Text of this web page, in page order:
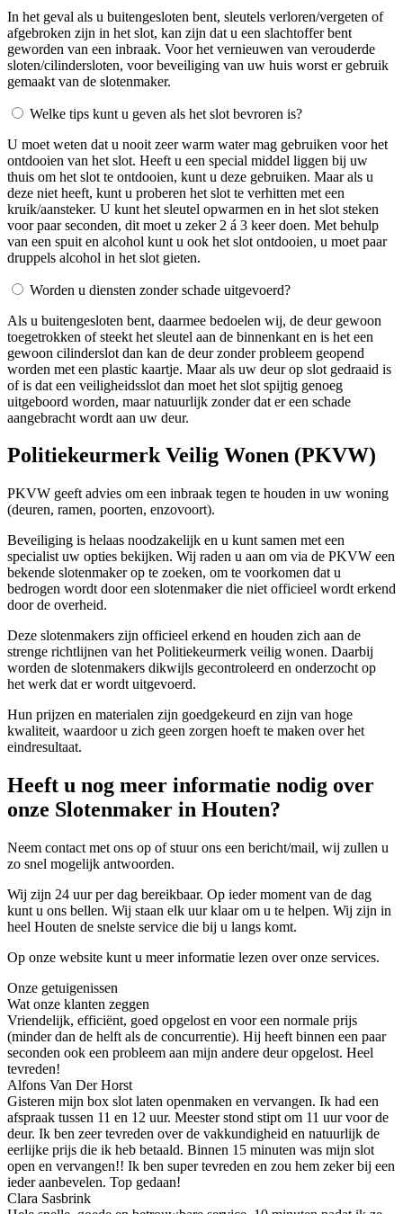
In het geval als u buitengesloten bent, sleutels verloren/vergeten of
afgebroken zijn in het slot, kan zijn dat u een slachtoffer bent
geworden van een inbraak. Voor het vernieuwen van verouderde
sloten/cilindersloten, voor beveiliging van uw huis worst er gebruik
gemaakt van de slotenmaker.
Welke tips kunt u geven als het slot bevroren is?
U moet weten dat u nooit zeer warm water mag gebruiken voor het
ontdooien van het slot. Heeft u een special middel liggen bij uw
thuis om het slot te ontdooien, kunt u deze gebruiken. Maar als u
deze niet heeft, kunt u proberen het slot te verhitten met een
kruik/aansteker. U kunt het sleutel opwarmen en in het slot steken
voor paar seconden, dit moet u zeker 2 á 3 keer doen. Met behulp
van een spuit en alcohol kunt u ook het slot ontdooien, u moet paar
druppels alcohol in het slot gieten.
Worden u diensten zonder schade uitgevoerd?
Als u buitengesloten bent, daarmee bedoelen wij, de deur gewoon
toegetrokken of steekt het sleutel aan de binnenkant en is het een
gewoon cilinderslot dan kan de deur zonder probleem geopend
worden met een plastic kaartje. Maar als uw deur op slot gedraaid is
of is dat een veiligheidsslot dan moet het slot spijtig genoeg
uitgeboord worden, maar natuurlijk zonder dat er een schade
aangebracht wordt aan uw deur.
Politiekeurmerk Veilig Wonen (PKVW)
PKVW geeft advies om een inbraak tegen te houden in uw woning
(deuren, ramen, poorten, enzovoort).
Beveiliging is helaas noodzakelijk en u kunt samen met een
specialist uw opties bekijken. Wij raden u aan om via de PKVW een
bekende slotenmaker op te zoeken, om te voorkomen dat u
bedrogen wordt door een slotenmaker die niet officieel wordt erkend
door de overheid.
Deze slotenmakers zijn officieel erkend en houden zich aan de
strenge richtlijnen van het Politiekeurmerk veilig wonen. Daarbij
worden de slotenmakers dikwijls gecontroleerd en onderzocht op
het werk dat er wordt uitgevoerd.
Hun prijzen en materialen zijn goedgekeurd en zijn van hoge
kwaliteit, waardoor u zich geen zorgen hoeft te maken over het
eindresultaat.
Heeft u nog meer informatie nodig over
onze Slotenmaker in Houten?
Neem contact met ons op of stuur ons een bericht/mail, wij zullen u
zo snel mogelijk antwoorden.
Wij zijn 24 uur per dag bereikbaar. Op ieder moment van de dag
kunt u ons bellen. Wij staan elk uur klaar om u te helpen. Wij zijn in
heel Houten de snelste service die bij u langs komt.
Op onze website kunt u meer informatie lezen over onze services.
Onze getuigenissen
Wat onze klanten zeggen
Vriendelijk, efficiënt, goed opgelost en voor een normale prijs
(minder dan de helft als de concurrentie). Hij heeft binnen een paar
seconden ook een probleem aan mijn andere deur opgelost. Heel
tevreden!
Alfons Van Der Horst
Gisteren mijn box slot laten openmaken en vervangen. Ik had een
afspraak tussen 11 en 12 uur. Meester stond stipt om 11 uur voor de
deur. Ik ben zeer tevreden over de vakkundigheid en natuurlijk de
eerlijke prijs die ik heb betaald. Binnen 15 minuten was mijn slot
open en vervangen!! Ik ben super tevreden en zou hem zeker bij een
ieder aanbevelen. Top gedaan!
Clara Sasbrink